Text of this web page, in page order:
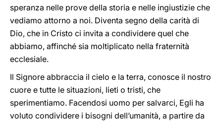
speranza nelle prove della storia e nelle ingiustizie che
vediamo attorno a noi. Diventa segno della carità di
Dio, che in Cristo ci invita a condividere quel che
abbiamo, affinché sia moltiplicato nella fraternità
ecclesiale.
Il Signore abbraccia il cielo e la terra, conosce il nostro
cuore e tutte le situazioni, lieti o tristi, che
sperimentiamo. Facendosi uomo per salvarci, Egli ha
voluto condividere i bisogni dell’umanità, a partire da